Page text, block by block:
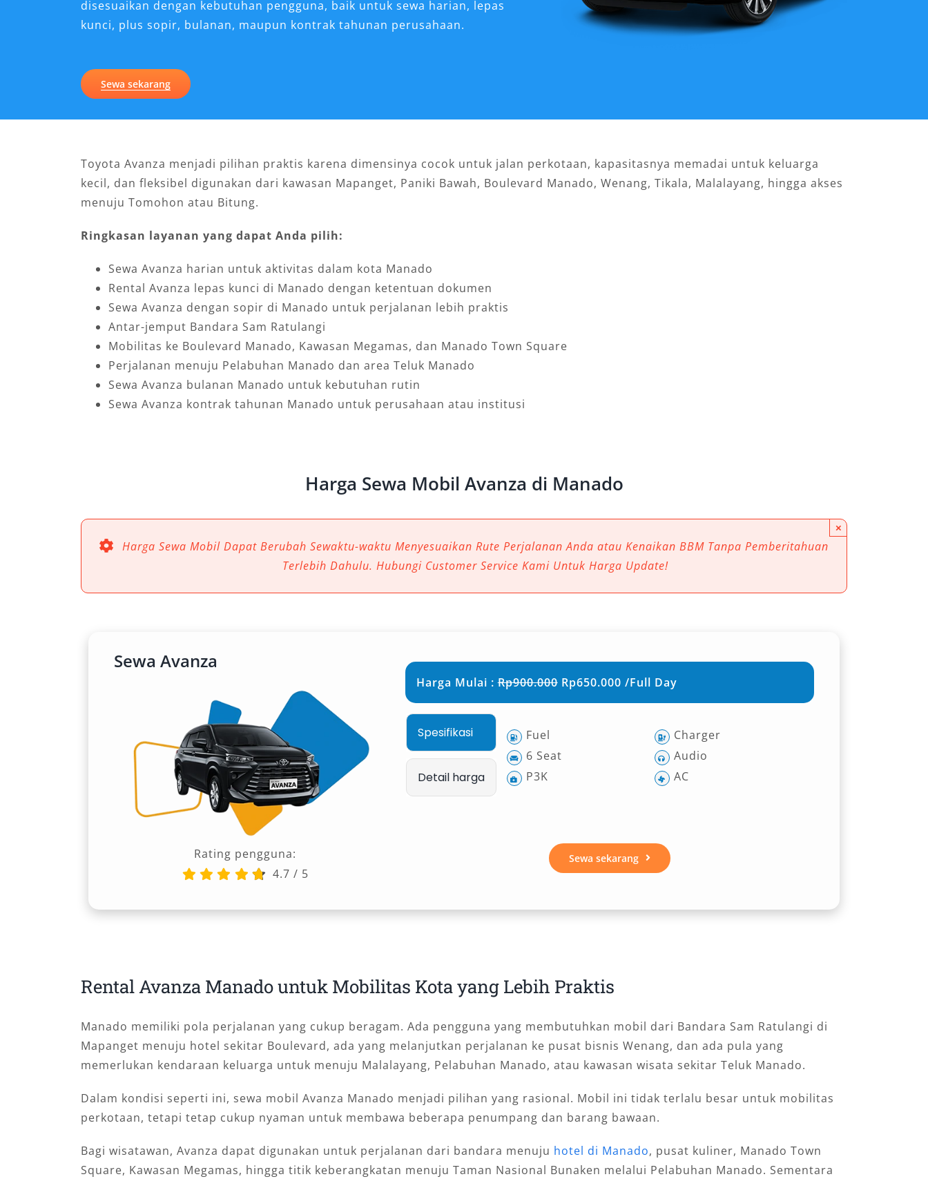
disesuaikan dengan kebutuhan pengguna, baik untuk sewa harian, lepas
kunci, plus sopir, bulanan, maupun kontrak tahunan perusahaan.
Sewa sekarang
Toyota Avanza menjadi pilihan praktis karena dimensinya cocok untuk jalan perkotaan, kapasitasnya memadai untuk keluarga
kecil, dan fleksibel digunakan dari kawasan Mapanget, Paniki Bawah, Boulevard Manado, Wenang, Tikala, Malalayang, hingga akses
menuju Tomohon atau Bitung.
Ringkasan layanan yang dapat Anda pilih:
Sewa Avanza harian untuk aktivitas dalam kota Manado
Rental Avanza lepas kunci di Manado dengan ketentuan dokumen
Sewa Avanza dengan sopir di Manado untuk perjalanan lebih praktis
Antar-jemput Bandara Sam Ratulangi
Mobilitas ke Boulevard Manado, Kawasan Megamas, dan Manado Town Square
Perjalanan menuju Pelabuhan Manado dan area Teluk Manado
Sewa Avanza bulanan Manado untuk kebutuhan rutin
Sewa Avanza kontrak tahunan Manado untuk perusahaan atau institusi
Harga Sewa Mobil Avanza di Manado
Harga Sewa Mobil Dapat Berubah Sewaktu-waktu Menyesuaikan Rute Perjalanan Anda atau Kenaikan BBM Tanpa Pemberitahuan
Terlebih Dahulu. Hubungi Customer Service Kami Untuk Harga Update!
×
Sewa Avanza
Rating pengguna:
4.7 / 5
Harga Mulai :Rp900.000Rp650.000 /Full Day
Spesifikasi
Detail harga
Fuel
6 Seat
P3K
Charger
Audio
AC
Sewa sekarang
Rental Avanza Manado untuk Mobilitas Kota yang Lebih Praktis
Manado memiliki pola perjalanan yang cukup beragam. Ada pengguna yang membutuhkan mobil dari Bandara Sam Ratulangi di
Mapanget menuju hotel sekitar Boulevard, ada yang melanjutkan perjalanan ke pusat bisnis Wenang, dan ada pula yang
memerlukan kendaraan keluarga untuk menuju Malalayang, Pelabuhan Manado, atau kawasan wisata sekitar Teluk Manado.
Dalam kondisi seperti ini, sewa mobil Avanza Manado menjadi pilihan yang rasional. Mobil ini tidak terlalu besar untuk mobilitas
perkotaan, tetapi tetap cukup nyaman untuk membawa beberapa penumpang dan barang bawaan.
Bagi wisatawan, Avanza dapat digunakan untuk perjalanan dari bandara menuju hotel di Manado, pusat kuliner, Manado Town
Square, Kawasan Megamas, hingga titik keberangkatan menuju Taman Nasional Bunaken melalui Pelabuhan Manado. Sementara